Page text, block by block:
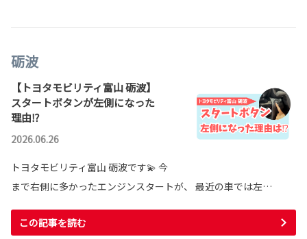
砺波
【トヨタモビリティ富山 砺波】
スタートボタンが左側になった
理由⁉
2026.06.26
トヨタモビリティ富山 砺波です💫 今
まで右側に多かったエンジンスタートが、 最近の車では左…
この記事を読む